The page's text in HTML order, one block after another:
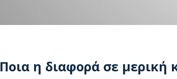
Ποια η διαφορά σε μερική